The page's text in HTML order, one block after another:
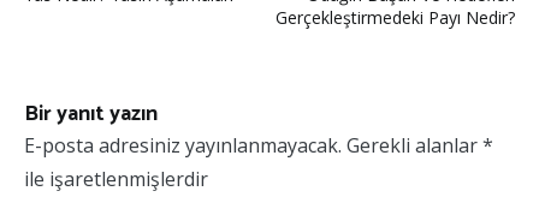
Gerçekleştirmedeki Payı Nedir?
Bir yanıt yazın
E-posta adresiniz yayınlanmayacak. Gerekli alanlar*
ile işaretlenmişlerdir